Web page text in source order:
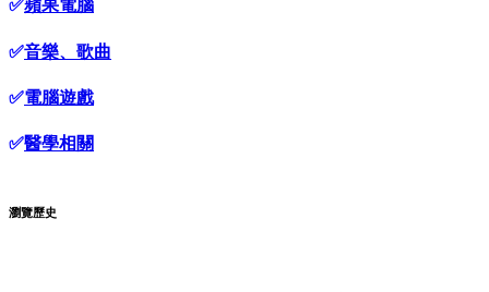
✅蘋果電腦
✅音樂、歌曲
✅電腦遊戲
✅醫學相關
瀏覽歷史